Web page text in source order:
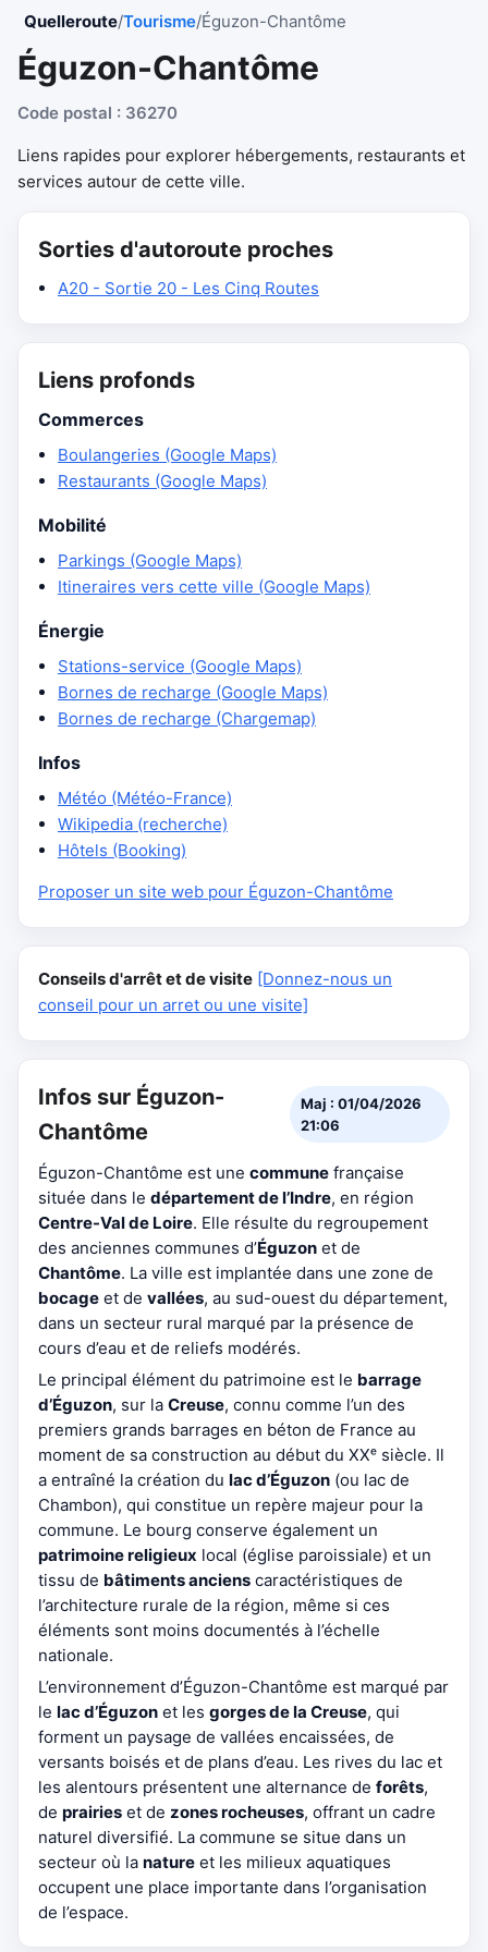
Quelleroute/Tourisme/Éguzon-Chantôme
Éguzon-Chantôme
Code postal : 36270
Liens rapides pour explorer hébergements, restaurants et
services autour de cette ville.
Sorties d'autoroute proches
A20 - Sortie 20 - Les Cinq Routes
Liens profonds
Commerces
Boulangeries (Google Maps)
Restaurants (Google Maps)
Mobilité
Parkings (Google Maps)
Itineraires vers cette ville (Google Maps)
Énergie
Stations-service (Google Maps)
Bornes de recharge (Google Maps)
Bornes de recharge (Chargemap)
Infos
Météo (Météo-France)
Wikipedia (recherche)
Hôtels (Booking)
Proposer un site web pour Éguzon-Chantôme
Conseils d'arrêt et de visite [Donnez-nous un
conseil pour un arret ou une visite]
Infos sur Éguzon-
Chantôme
Maj : 01/04/2026
21:06
Éguzon-Chantôme est une commune française
située dans le département de l’Indre, en région
Centre-Val de Loire. Elle résulte du regroupement
des anciennes communes d’Éguzon et de
Chantôme. La ville est implantée dans une zone de
bocage et de vallées, au sud-ouest du département,
dans un secteur rural marqué par la présence de
cours d’eau et de reliefs modérés.
Le principal élément du patrimoine est le barrage
d’Éguzon, sur la Creuse, connu comme l’un des
premiers grands barrages en béton de France au
moment de sa construction au début du XXᵉ siècle. Il
a entraîné la création du lac d’Éguzon (ou lac de
Chambon), qui constitue un repère majeur pour la
commune. Le bourg conserve également un
patrimoine religieux local (église paroissiale) et un
tissu de bâtiments anciens caractéristiques de
l’architecture rurale de la région, même si ces
éléments sont moins documentés à l’échelle
nationale.
L’environnement d’Éguzon-Chantôme est marqué par
le lac d’Éguzon et les gorges de la Creuse, qui
forment un paysage de vallées encaissées, de
versants boisés et de plans d’eau. Les rives du lac et
les alentours présentent une alternance de forêts,
de prairies et de zones rocheuses, offrant un cadre
naturel diversifié. La commune se situe dans un
secteur où la nature et les milieux aquatiques
occupent une place importante dans l’organisation
de l’espace.